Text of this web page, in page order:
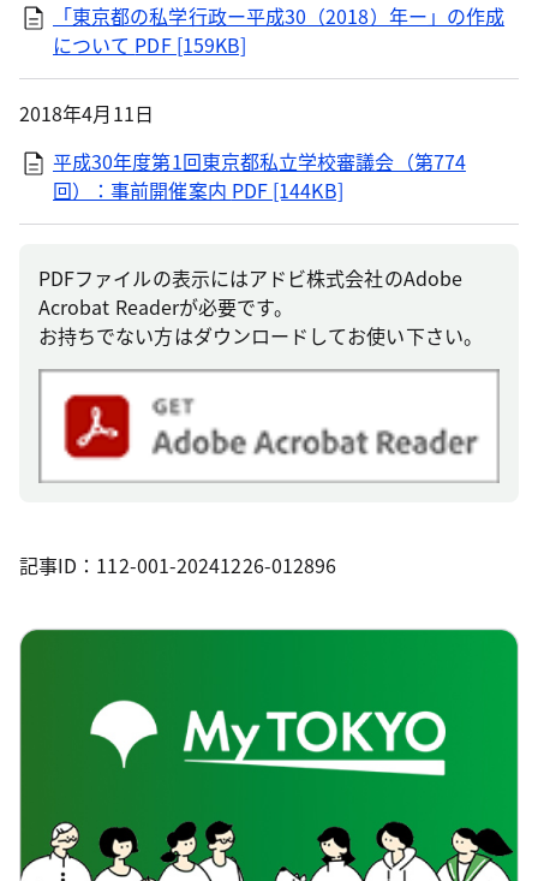
「東京都の私学行政ー平成30（2018）年ー」の作成
について PDF [159KB]
2018年4月11日
平成30年度第1回東京都私立学校審議会（第774
回）：事前開催案内 PDF [144KB]
PDFファイルの表示にはアドビ株式会社のAdobe
Acrobat Readerが必要です。
お持ちでない方はダウンロードしてお使い下さい。
記事ID：112-001-20241226-012896